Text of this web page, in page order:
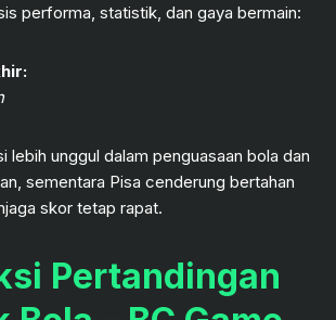
performa, statistik, dan gaya bermain:
lebih unggul dalam penguasaan bola dan
sementara Pisa cenderung bertahan
skor tetap rapat.
Pertandingan